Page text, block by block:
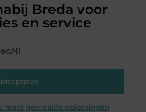
Breda voor
en service
maat gemaakte oplossingen